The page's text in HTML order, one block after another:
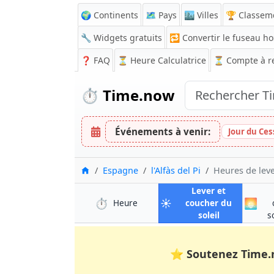
🌍 Continents 🗺️ Pays 🏙️ Villes 🏆
🔧 Widgets gratuits
🔁 Convertir le fuseau
❓ FAQ ⏳ Heure Calculatrice ⏳ Compte à
⏱️ Time.now
Événements à venir: Jour du
Accueil
Espagne l'Alfàs del Pi Heures de
⏱️ Heure à l'Alfàs del Pi
☀️
Lever et
coucher du
soleilà l'Alfàs del
🌅
⭐ Soutenez